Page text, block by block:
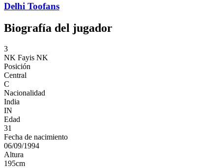
Delhi Toofans
Biografía del jugador
3
NK Fayis NK
Posición
Central
C
Nacionalidad
India
IN
Edad
31
Fecha de nacimiento
06/09/1994
Altura
195cm